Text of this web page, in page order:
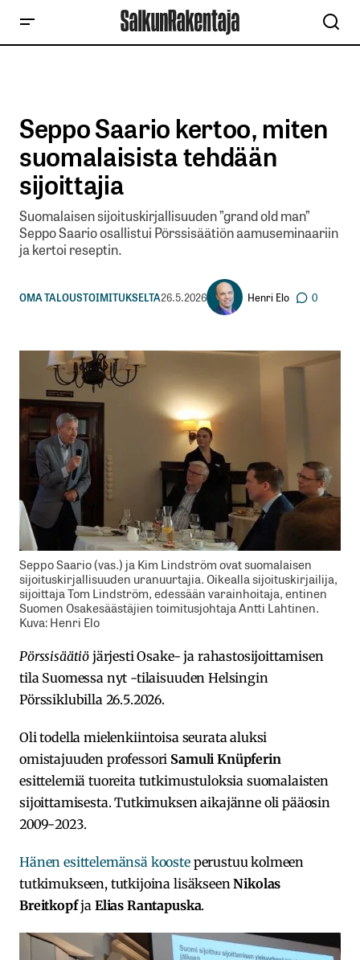
Seppo Saario kertoo, miten
suomalaisista tehdään
sijoittajia
Suomalaisen sijoituskirjallisuuden ”grand old man”
Seppo Saario osallistui Pörssisäätiön aamuseminaariin
ja kertoi reseptin.
OMA TALOUSTOIMITUKSELTA26.5.2026 Henri Elo 0
Seppo Saario (vas.) ja Kim Lindström ovat suomalaisen
sijoituskirjallisuuden uranuurtajia. Oikealla sijoituskirjailija,
sijoittaja Tom Lindström, edessään varainhoitaja, entinen
Suomen Osakesäästäjien toimitusjohtaja Antti Lahtinen.
Kuva: Henri Elo
Pörssisäätiö järjesti Osake- ja rahastosijoittamisen
tila Suomessa nyt -tilaisuuden Helsingin
Pörssiklubilla 26.5.2026.
Oli todella mielenkiintoisa seurata aluksi
omistajuuden professori Samuli Knüpferin
esittelemiä tuoreita tutkimustuloksia suomalaisten
sijoittamisesta. Tutkimuksen aikajänne oli pääosin
2009-2023.
Hänen esittelemänsä koosteperustuu kolmeen
tutkimukseen, tutkijoina lisäkseenNikolas
Breitkopfja Elias Rantapuska.